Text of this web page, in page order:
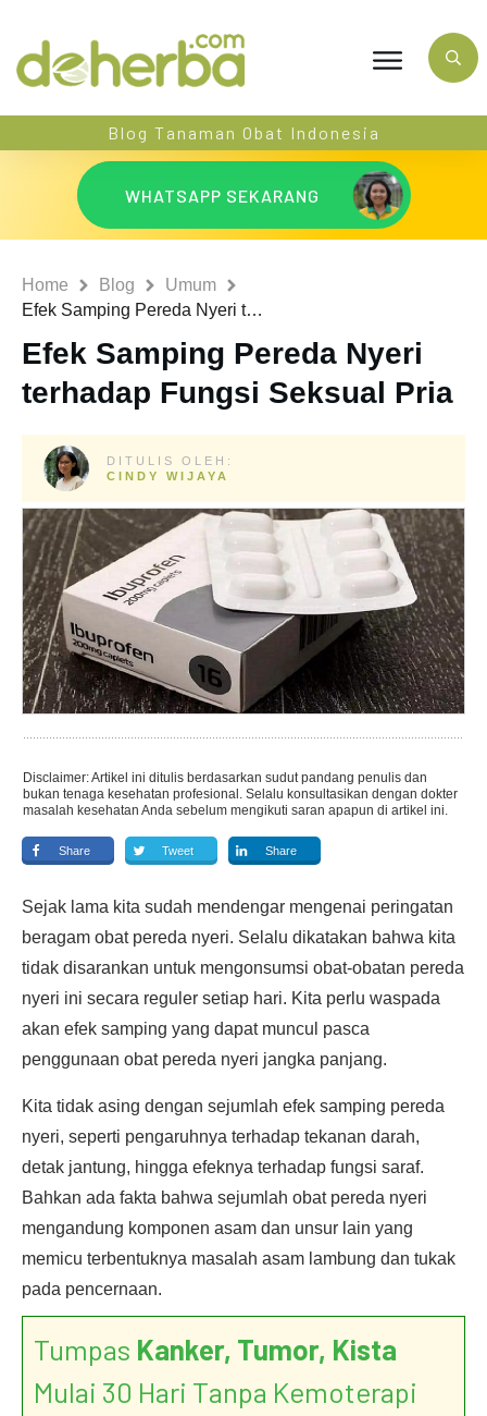
Blog Tanaman Obat Indonesia
WHATSAPP SEKARANG
Home Blog
Umum
Efek Samping Pereda Nyeri terhadap Fungsi Seksual Pria
Efek Samping Pereda Nyeri
terhadap Fungsi Seksual Pria
DITULIS OLEH:
CINDY WIJAYA
Disclaimer: Artikel ini ditulis berdasarkan sudut pandang penulis dan
bukan tenaga kesehatan profesional. Selalu konsultasikan dengan dokter
masalah kesehatan Anda sebelum mengikuti saran apapun di artikel ini.
Share Tweet Share
Sejak lama kita sudah mendengar mengenai peringatan
beragam obat pereda nyeri. Selalu dikatakan bahwa kita
tidak disarankan untuk mengonsumsi obat-obatan pereda
nyeri ini secara reguler setiap hari. Kita perlu waspada
akan efek samping yang dapat muncul pasca
penggunaan obat pereda nyeri jangka panjang.
Kita tidak asing dengan sejumlah efek samping pereda
nyeri, seperti pengaruhnya terhadap tekanan darah,
detak jantung, hingga efeknya terhadap fungsi saraf.
Bahkan ada fakta bahwa sejumlah obat pereda nyeri
mengandung komponen asam dan unsur lain yang
memicu terbentuknya masalah asam lambung dan tukak
pada pencernaan.
Tumpas Kanker, Tumor, Kista
Mulai 30 Hari Tanpa Kemoterapi